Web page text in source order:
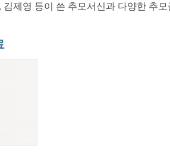
김제영 등이 쓴 추모서신과 다양한 추모